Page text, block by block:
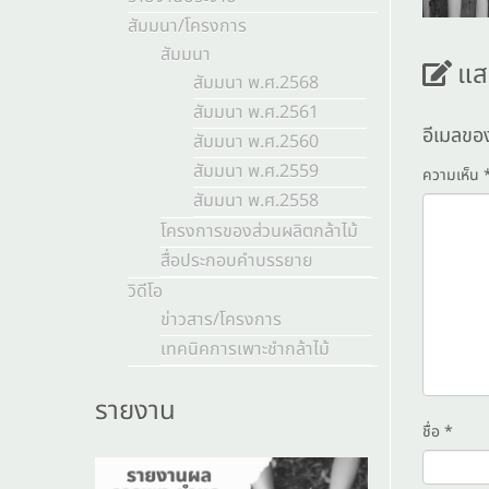
สัมมนา/โครงการ
สัมมนา
สัมมนา พ.ศ.2568
สัมมนา พ.ศ.2561
สัมมนา พ.ศ.2560
สัมมนา พ.ศ.2559
สัมมนา พ.ศ.2558
โครงการของส่วนผลิตกล้าไม้
สื่อประกอบคำบรรยาย
วิดีโอ
ข่าวสาร/โครงการ
เทคนิคการเพาะชำกล้าไม้
รายงาน
แ
อีเมลข
ความเห็น
ชื่อ *